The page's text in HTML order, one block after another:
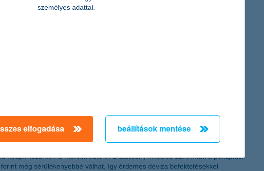
is mérséklődtek. Az alacsony inflációs szint miatt a pénzpiaci
még sérülékenyebbé válhat, így érdemes deviza befektetésekkel
személyes adattal.
elfogadása beállítások mentése